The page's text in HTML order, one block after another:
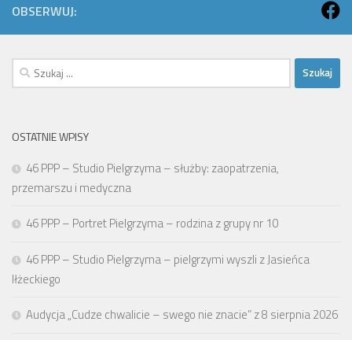
OBSERWUJ:
Szukaj:
OSTATNIE WPISY
46 PPP – Studio Pielgrzyma – służby: zaopatrzenia,
przemarszu i medyczna
46 PPP – Portret Pielgrzyma – rodzina z grupy nr 10
46 PPP – Studio Pielgrzyma – pielgrzymi wyszli z Jasieńca
Iłżeckiego
Audycja „Cudze chwalicie – swego nie znacie” z 8 sierpnia 2026